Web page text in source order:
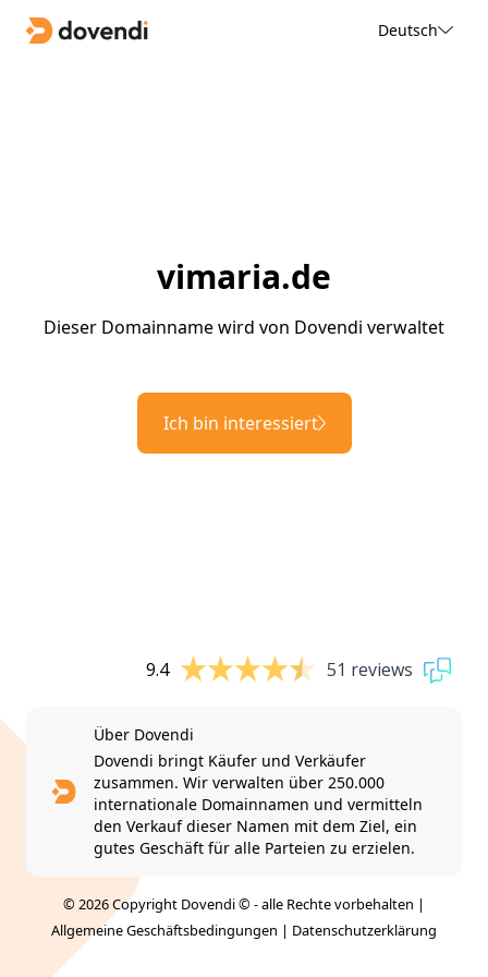
Deutsch
vimaria.de
Dieser Domainname wird von Dovendi verwaltet
Ich bin interessiert
9.4 51 reviews
Über Dovendi
Dovendi bringt Käufer und Verkäufer
zusammen. Wir verwalten über 250.000
internationale Domainnamen und vermitteln
den Verkauf dieser Namen mit dem Ziel, ein
gutes Geschäft für alle Parteien zu erzielen.
© 2026 Copyright Dovendi © - alle Rechte vorbehalten |
Allgemeine Geschäftsbedingungen | Datenschutzerklärung